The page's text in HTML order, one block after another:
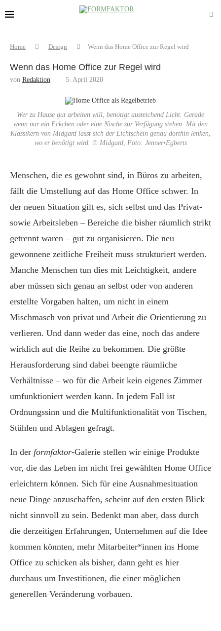
Home Design Wenn das Home Office zur Regel wird
Wenn das Home Office zur Regel wird
von Redaktion 5. April 2020
Wer zu Hause gut arbeiten will, benötigt ausreichend Licht. Gerade
wenn nur ein Eckchen oder eine Nische zur Verfügung stehen. Mit den
Klassikern von Midgard lässt sich der Lichtschein genau dorthin lenken,
wo er benötigt wird. © Midgard, Foto: Jenner•Egberts
Menschen, die es gewohnt sind, in Büros zu arbeiten,
fällt die Umstellung auf das Home Office schwer. In
der neuen Situation gilt es, sich selbst und das Privat-
sowie Arbeitsleben – Bereiche die bisher räumlich strikt
getrennt waren – gut zu organisieren. Die neu
gewonnene zeitliche Freiheit muss strukturiert werden.
Manche Menschen tun dies mit Leichtigkeit, andere
aber müssen sich genau an selbst oder von anderen
erstellte Vorgaben halten, um nicht in einem
Mischmasch von privat und Arbeit die Orientierung zu
verlieren. Und dann weder das eine, noch das andere
wirklich auf die Reihe zu bekommen. Die größte
Herausforderung sind dabei beengte räumliche
Verhältnisse – wo für die Arbeit kein eigenes Zimmer
umfunktioniert werden kann. In jedem Fall ist
Ordnungssinn und die Multifunktionalität von Tischen,
Stühlen und Ablagen gefragt.
In der formfaktor-Galerie stellen wir einige Produkte
vor, die das Leben im nicht frei gewählten Home Office
erleichtern können. Sich für eine Ausnahmesituation
neue Dinge anzuschaffen, scheint auf den ersten Blick
nicht sinnvoll zu sein. Bedenkt man aber, dass durch
die derzeitigen Erfahrungen, Unternehmen auf die Idee
kommen könnten, mehr Mitarbeiter*innen ins Home
Office zu schicken als bisher, dann geht es hier
durchaus um Investitionen, die einer möglichen
generellen Veränderung vorbauen.